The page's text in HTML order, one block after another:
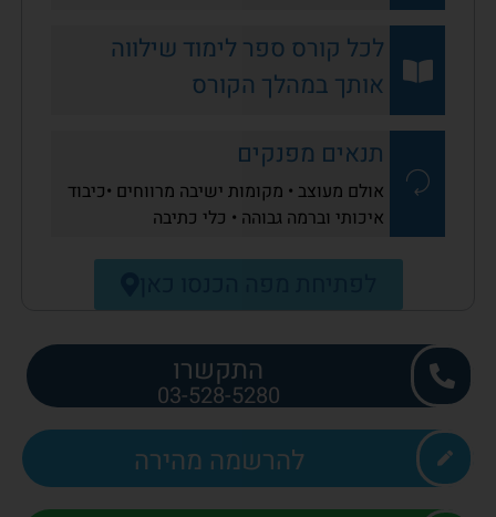
לכל קורס ספר לימוד שילווה
אותך במהלך הקורס
תנאים מפנקים
אולם מעוצב • מקומות ישיבה מרווחים •כיבוד
איכותי וברמה גבוהה • כלי כתיבה
התקשרו
03-528-5280
להרשמה מהירה